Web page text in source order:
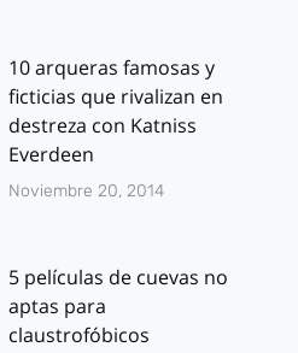
10 arqueras famosas y
ficticias que rivalizan en
destreza con Katniss
Everdeen
Noviembre 20, 2014
5 películas de cuevas no
aptas para
claustrofóbicos